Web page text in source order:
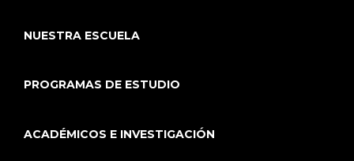
NUESTRA ESCUELA
PROGRAMAS DE ESTUDIO
ACADÉMICOS E INVESTIGACIÓN